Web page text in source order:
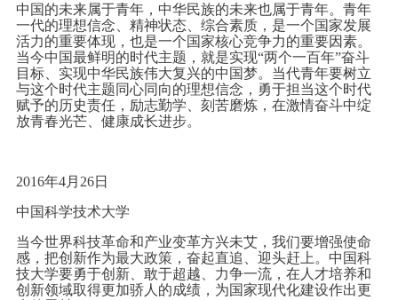
中国的未来属于青年，中华民族的未来也属于青年。青年
一代的理想信念、精神状态、综合素质，是一个国家发展
活力的重要体现，也是一个国家核心竞争力的重要因素。
当今中国最鲜明的时代主题，就是实现“两个一百年”奋斗
目标、实现中华民族伟大复兴的中国梦。当代青年要树立
与这个时代主题同心同向的理想信念，勇于担当这个时代
赋予的历史责任，励志勤学、刻苦磨炼，在激情奋斗中绽
放青春光芒、健康成长进步。
2016年4月26日
中国科学技术大学
当今世界科技革命和产业变革方兴未艾，我们要增强使命
感，把创新作为最大政策，奋起直追、迎头赶上。中国科
技大学要勇于创新、敢于超越、力争一流，在人才培养和
创新领域取得更加骄人的成绩，为国家现代化建设作出更